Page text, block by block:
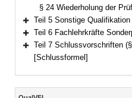
§ 24 Wiederholung der
Bereich erweitern
Teil 5 Sonstige Qualifikation für
Bereich erweitern
Teil 6 Fachlehrkräfte
Bereich erweitern
Teil 7 Schlussvorschriften
[Schlussformel]
Inhalt